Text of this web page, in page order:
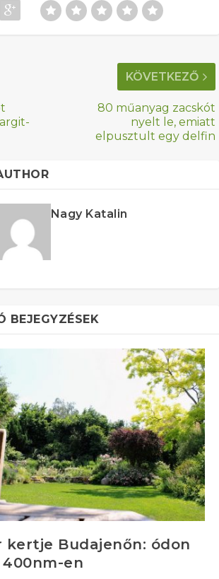
KÖVETKEZŐ
80 műanyag zacskót
nyelt le, emiatt
elpusztult egy delfin
Nagy Katalin
BEJEGYZÉSEK
kertje Budajenőn: ódon
en